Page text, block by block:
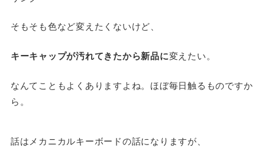
そもそも色など変えたくないけど、
キーキャップが汚れてきたから新品に変えたい。
なんてこともよくありますよね。ほぼ毎日触るものですか
ら。
話はメカニカルキーボードの話になりますが、